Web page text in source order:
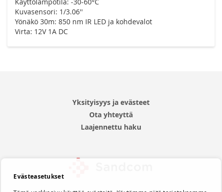
Kuvasensori: 1/3.06''
Yönäkö 30m: 850 nm IR LED ja kohdevalot
Virta: 12V 1A DC
Yksityisyys ja evästeet
Ota yhteyttä
Laajennettu haku
Evästeasetukset